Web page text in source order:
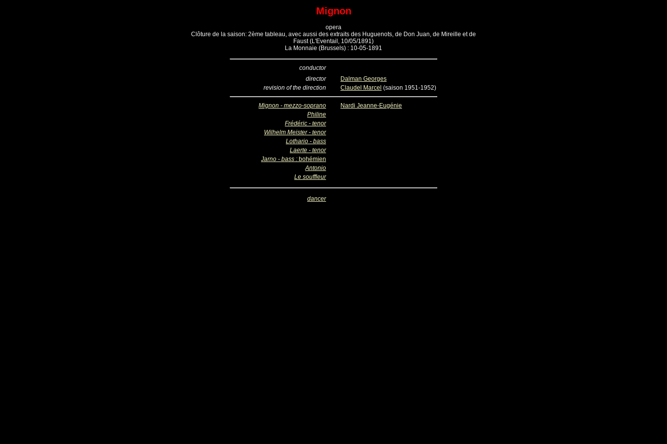
Mignon
opera
Clôture de la saison: 2ème tableau, avec aussi des extraits des Huguenots, de Don Juan, de Mireille et de
Faust (L'Eventail, 10/05/1891)
La Monnaie (Brussels) : 10-05-1891
conductor
director
Dalman Georges
revision of the direction
Claudel Marcel (saison 1951-1952)
Mignon - mezzo-soprano
Nardi Jeanne-Eugénie
Philine
Frédéric - tenor
Wilhelm Meister - tenor
Lothario - bass
Laerte - tenor
Jarno - bass : bohémien
Antonio
Le souffleur
dancer